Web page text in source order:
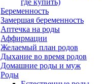
где купить)
Беременность
Замершая беременность
Аптечка на роды
Аффирмации
Желаемый план родов
Дыхание во время родов
Домашние роды и муж
Роды